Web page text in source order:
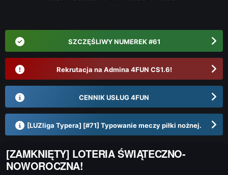
SZCZĘŚLIWY NUMEREK #61
Rekrutacja na Admina 4FUN CS1.6!
CENNIK USŁUG 4FUN
[LUZliga Typera] [#71] Typowanie meczy piłki nożnej.
[ZAMKNIĘTY] LOTERIA ŚWIĄTECZNO-
NOWOROCZNA!